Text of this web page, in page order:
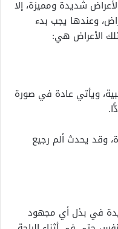
شديدة ومميزة، إلا
وعندها يجب بدء
الأعراض هي:
ويأتي عادة في صورة
وقد يحدث ألم رجيع
في بذل أي مجهود